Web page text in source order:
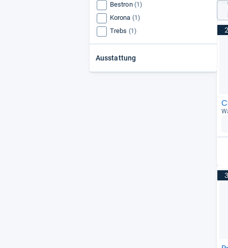
Bestron (1)
Korona (1)
Trebs (1)
Ausstattung
2
3